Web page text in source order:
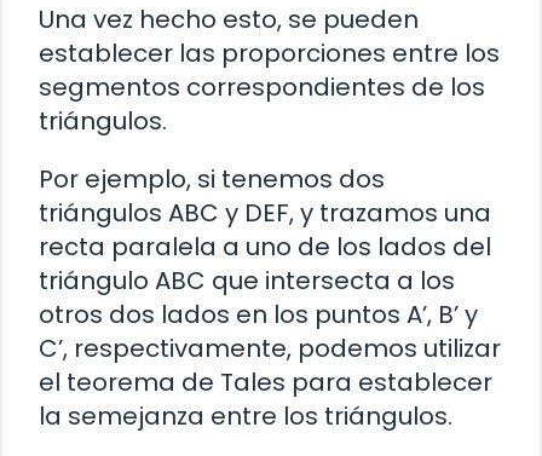
Una vez hecho esto, se pueden
establecer las proporciones entre los
segmentos correspondientes de los
triángulos.
Por ejemplo, si tenemos dos
triángulos ABC y DEF, y trazamos una
recta paralela a uno de los lados del
triángulo ABC que intersecta a los
otros dos lados en los puntos A’, B’ y
C’, respectivamente, podemos utilizar
el teorema de Tales para establecer
la semejanza entre los triángulos.